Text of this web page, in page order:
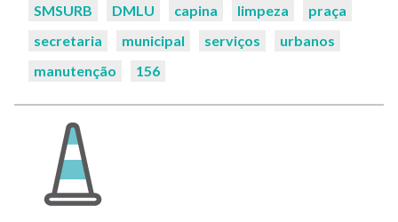
Palavras-
SMSURB DMLU capina limpeza
praça
secretaria
municipal serviços
urbanos
manutenção
156